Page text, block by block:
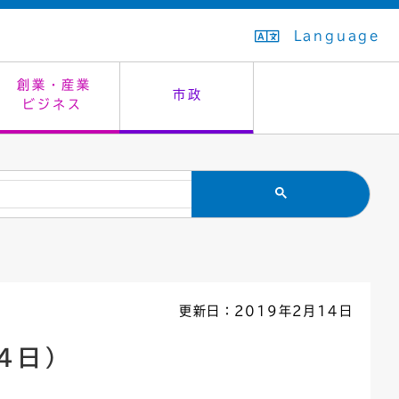
Language
創業・産業
ビジネス
市政
生活排水
市民安全
教育委員会
入学式・卒業式
救急・夜間診療
感染症
施設予約（まつぼっくり）
はたちの集い
指定管理者制度
公共事業の技術監理
議会
オープンデータ
更新日：2019年2月14日
日）